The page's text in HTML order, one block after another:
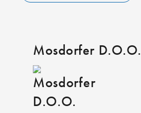
Mosdorfer D.O.O.